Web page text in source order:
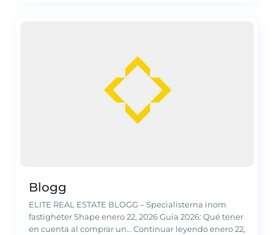
Blogg
ELITE REAL ESTATE BLOGG – Specialisterna inom
fastigheter Shape enero 22, 2026 Guía 2026: Qué tener
en cuenta al comprar un… Continuar leyendo enero 22,